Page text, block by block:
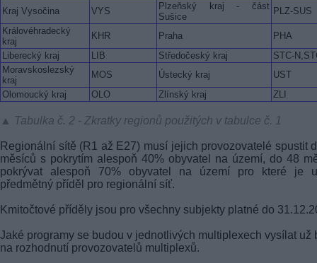
Kraj Vysočina VYS
Plzeňský kraj - část
Sušice
PLZ-SUS
Královéhradecký
kraj
KHR Praha
PHA
Liberecký kraj
LIB Středočeský kraj
STC-
Moravskoslezský
kraj
MOS Ústecký kraj
UST
Olomoucký kraj
OLO Zlínský kraj ZLI
▲ Tabulka č. 2 - Zkratky regionů použitých v tabulce č. 1
Regionální sítě (R1 až E27) musí jejich provozovatelé spustit
měsíců s pokrytím alespoň 40% obyvatel na území, do 48
pokrývat alespoň 70% obyvatel na území pro které je
předmětný příděl pro regionální síť.
Kmitočtové příděly jsou pro všechny subjekty platné do
Jaké programy se budou v jednotlivých multiplexech vysílat už
na rozhodnutí provozovatelů multiplexů.